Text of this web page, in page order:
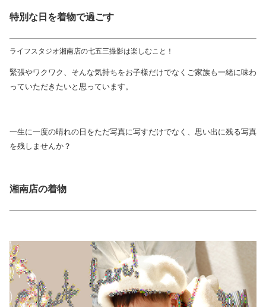
特別な日を着物で過ごす
ライフスタジオ湘南店の七五三撮影は楽しむこと！
緊張やワクワク、そんな気持ちをお子様だけでなくご家族も一緒に味わ
っていただきたいと思っています。
一生に一度の晴れの日をただ写真に写すだけでなく、思い出に残る写真
を残しませんか？
湘南店の着物